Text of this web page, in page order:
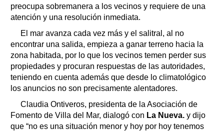
preocupa sobremanera a los vecinos y requiere de una
atención y una resolución inmediata.
El mar avanza cada vez más y el salitral, al no
encontrar una salida, empieza a ganar terreno hacia la
zona habitada, por lo que los vecinos temen perder sus
propiedades y procuran respuestas de las autoridades,
teniendo en cuenta además que desde lo climatológico
los anuncios no son precisamente alentadores.
Claudia Ontiveros, presidenta de la Asociación de
Fomento de Villa del Mar, dialogó con La Nueva. y dijo
que “no es una situación menor y hoy por hoy tenemos